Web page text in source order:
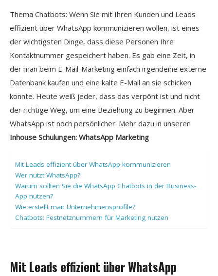
Thema Chatbots: Wenn Sie mit Ihren Kunden und Leads
effizient über WhatsApp kommunizieren wollen, ist eines
der wichtigsten Dinge, dass diese Personen Ihre
Kontaktnummer gespeichert haben. Es gab eine Zeit, in
der man beim E-Mail-Marketing einfach irgendeine externe
Datenbank kaufen und eine kalte E-Mail an sie schicken
konnte. Heute weiß jeder, dass das verpönt ist und nicht
der richtige Weg, um eine Beziehung zu beginnen. Aber
WhatsApp ist noch persönlicher. Mehr dazu in unseren
Inhouse Schulungen: WhatsApp Marketing
Mit Leads effizient über WhatsApp kommunizieren
Wer nutzt WhatsApp?
Warum sollten Sie die WhatsApp Chatbots in der Business-
App nutzen?
Wie erstellt man Unternehmensprofile?
Chatbots: Festnetznummern für Marketing nutzen
Mit Leads effizient über WhatsApp